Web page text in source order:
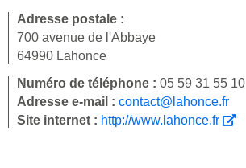
Adresse postale :
700 avenue de l'Abbaye
64990 Lahonce
Numéro de téléphone : 05 59 31 55 10
Adresse e-mail : contact@lahonce.fr
Site internet : http://www.lahonce.fr